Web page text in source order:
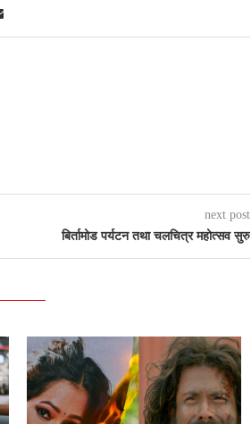
next post
बिर्तामोड पर्यटन तथा चलचित्र महोत्सव सुरु